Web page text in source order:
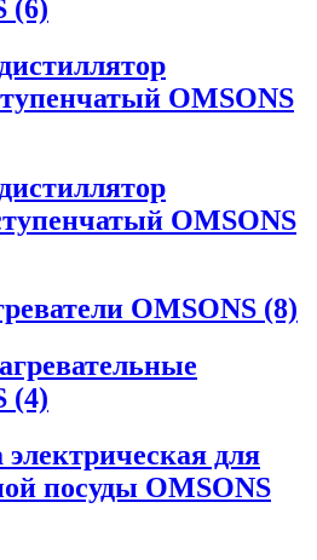
(6)
OMSONS
OMSONS
OMSONS (8)
(4)
для
посуды OMSONS